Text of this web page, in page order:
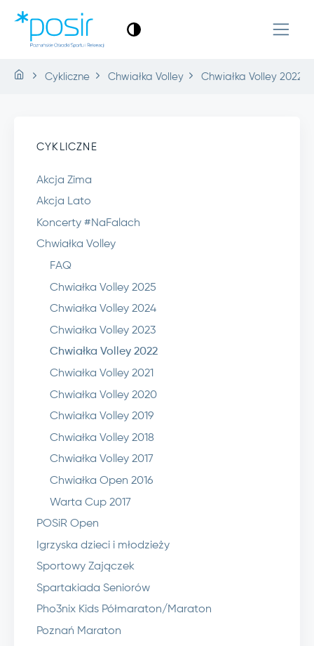
Cykliczne Chwiałka Volley Chwiałka Volley 2022
CYKLICZNE
Akcja Zima
Akcja Lato
Koncerty #NaFalach
Chwiałka Volley
FAQ
Chwiałka Volley 2025
Chwiałka Volley 2024
Chwiałka Volley 2023
Chwiałka Volley 2022
Chwiałka Volley 2021
Chwiałka Volley 2020
Chwiałka Volley 2019
Chwiałka Volley 2018
Chwiałka Volley 2017
Chwiałka Open 2016
Warta Cup 2017
POSiR Open
Igrzyska dzieci i młodzieży
Sportowy Zajączek
Spartakiada Seniorów
Pho3nix Kids Półmaraton/Maraton
Poznań Maraton